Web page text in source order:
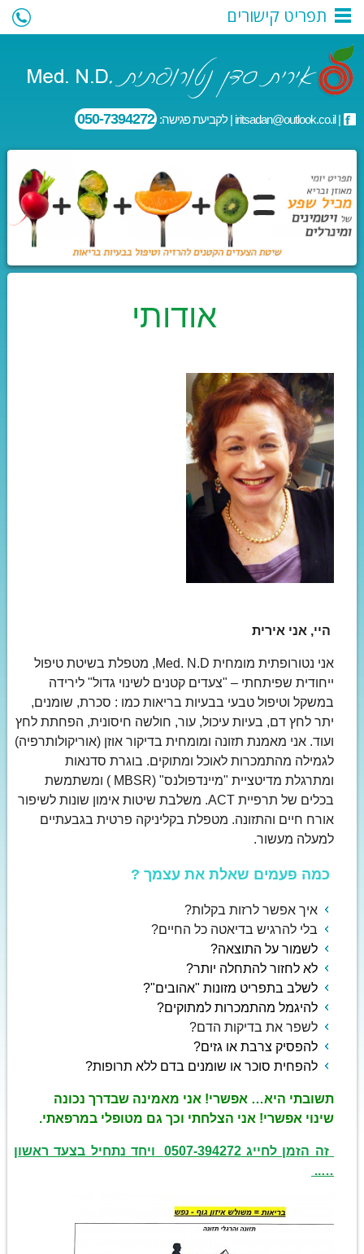
|
iritsadan@outlook.co.il | לקביעת פגישה: 050-7394272
אודותי
היי, אני אירית
אני נטורופתית מומחית Med. N.D, מטפלת בשיטת טיפול
ייחודית שפיתחתי – "צעדים קטנים לשינוי גדול" לירידה
במשקל וטיפול טבעי בבעיות בריאות כמו : סכרת, שומנים,
יתר לחץ דם, בעיות עיכול, עור, חולשה חיסונית, הפחתת לחץ
ועוד. אני מאמנת תזונה ומומחית בדיקור אוזן (אוריקולותרפיה)
לגמילה מהתמכרות לאוכל ומתוקים. בוגרת סדנאות
ומתרגלת מדיטציית "מיינדפולנס" (MBSR ) ומשתמשת
בכלים של תרפיית ACT. משלבת שיטות אימון שונות לשיפור
אורח חיים והתזונה. מטפלת בקליניקה פרטית בגבעתיים
למעלה מעשור.
כמה פעמים שאלת את עצמך ?
איך אפשר לרזות בקלות?
בלי להרגיש בדיאטה כל החיים?
לשמור על התוצאה?
לא לחזור להתחלה יותר?
לשלב בתפריט מזונות "אהובים"?
להיגמל מהתמכרות למתוקים?
לשפר את בדיקות הדם?
להפסיק צרבת או גזים?
להפחית סוכר או שומנים בדם ללא תרופות?
תשובתי היא… אפשרי! אני מאמינה שבדרך נכונה
שינוי אפשרי! אני הצלחתי וכך גם מטופלי במרפאתי.
זה הזמן לחייג 0507-394272 ויחד נתחיל בצעד ראשון
…..
תפריט קישורים